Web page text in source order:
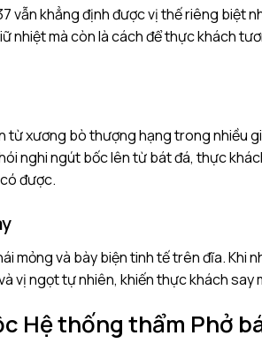
vẫn khẳng định được vị thế riêng biệt
nhiệt mà còn là cách để thực khách
từ xương bò thượng hạng trong nhiều
nghi ngút bốc lên từ bát đá, thực
được.
mỏng và bày biện tinh tế trên đĩa. Khi
vị ngọt tự nhiên, khiến thực khách say
Hệ thống thẩm Phở